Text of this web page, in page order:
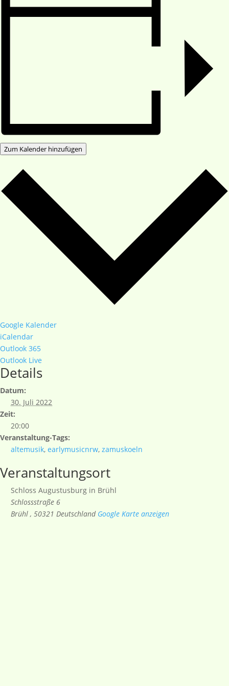
Zum Kalender hinzufügen
Google Kalender
iCalendar
Outlook 365
Outlook Live
Details
Datum:
30. Juli 2022
Zeit:
20:00
Veranstaltung-Tags:
altemusik, earlymusicnrw, zamuskoeln
Veranstaltungsort
Schloss Augustusburg in Brühl
Schlossstraße 6
Brühl , 50321 Deutschland Google Karte anzeigen